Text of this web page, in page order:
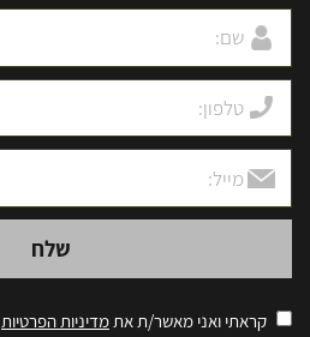
קראתי ואני מאשר/ת אתמדיניות הפרטיות